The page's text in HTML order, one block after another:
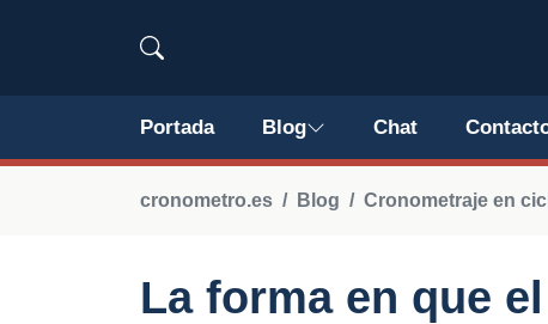
Portada Blog Chat
cronometro.es Blog Cronometraje en
La forma en que